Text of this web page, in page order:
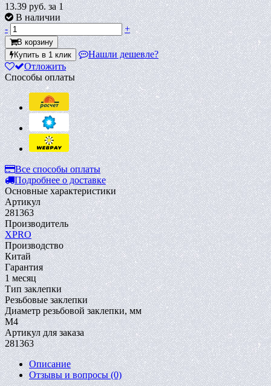
13.39 руб.за 1
В наличии
-
+
В корзину
Купить в 1 клик
Нашли дешевле?
Отложить
Способы оплаты
Все способы оплаты
Подробнее о доставке
Основные характеристики
Артикул
281363
Производитель
XPRO
Производство
Китай
Гарантия
1 месяц
Тип заклепки
Резьбовые заклепки
Диаметр резьбовой заклепки, мм
M4
Артикул для заказа
281363
Описание
Отзывы и вопросы(0)